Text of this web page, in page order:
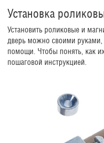
Установка
Установить роликовые и
дверь можно своими руками,
помощи. Чтобы понять, как
пошаговой инструкцией.